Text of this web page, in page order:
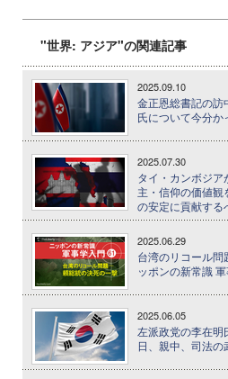
"世界: アジア"の関連記事
2025.09.10
金正恩総書記の訪
氏について今分か
2025.07.30
タイ・カンボジ
主・信仰の価値
の安定に貢献する
2025.06.29
台湾のリコール
ッポンの新常識
2025.06.05
左派政党の李在明
日、親中、司法